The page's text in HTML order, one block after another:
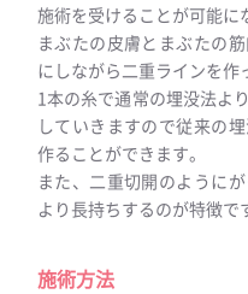
施術を受けることが可能に
まぶたの皮膚とまぶたの
にしながら二重ラインを作
1本の糸で通常の埋没法よ
していきますので従来の
作ることができます。
また、二重切開のように
より長持ちするのが特徴で
施術方法